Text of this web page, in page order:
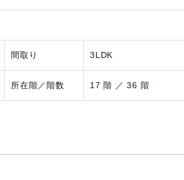
間取り 3LDK
所在階／階数 17 階 ／ 36 階